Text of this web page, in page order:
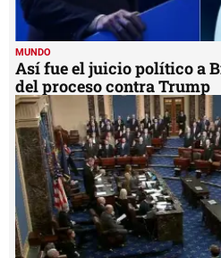
MUNDO
Así fue el juicio político a
del proceso contra Trump